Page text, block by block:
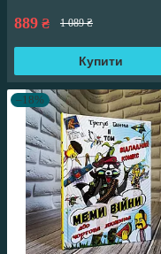
889 ₴ 1 089 ₴
Купити
–18%